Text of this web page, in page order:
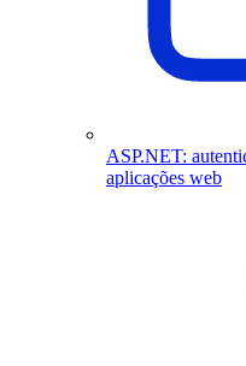
ASP.NET:
aplicações web